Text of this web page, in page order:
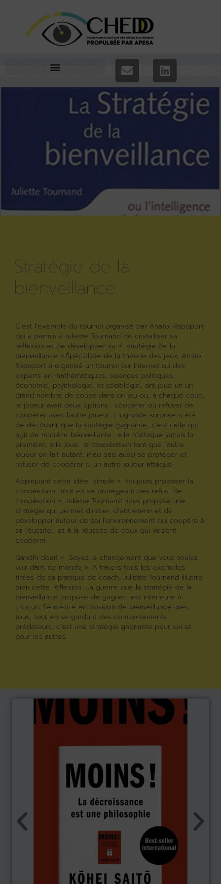
Stratégie de la
bienveillance
C’est l’exemple du tournoi organisé par Anatol Rapoport
qui a permis à Juliette Tournand de cristalliser sa
réflexion et de développer sa « stratégie de la
bienveillance ».Spécialiste de la théorie des jeux, Anatol
Rapoport a organisé un tournoi sur Internet ou des
experts en mathématiques, sciences politiques,
économie, psychologie, et sociologie, ont joué un un
grand nombre de coups dans un jeu ou, à chaque coup,
le joueur avait deux options : coopérer ou refuser de
coopérer avec l’autre joueur. La grande surprise a été
de découvrir que la stratégie gagnante, c’est celle qui
agit de manière bienveillante : elle n’attaque jamais la
première, elle joue la coopération tant que l’autre
joueur en fait autant, mais sais aussi se protéger et
refuser de coopérer si un autre joueur attaque
Appliquant cette idée simple « toujours proposer la
coopération tout en se protégeant des refus de
coopération », Juliette Tournand nous propose une
stratégie qui permet d’initier, d’entretenir et de
développer autour de soi l’environnement qui coopère à
sa réussite… et à la réussite de ceux qui veulent
coopérer.
Gandhi disait « Soyez le changement que vous voulez
voir dans ce monde ». A travers tous les exemples
tirées de sa pratique de coach, Juliette Tournand illustre
bien cette réflexion. La guerre que la stratégie de la
bienveillance propose de gagner est intérieure à
chacun. Se mettre en position de bienveillance avec
tous, tout en se gardant des comportements
prédateurs, c’est une stratégie gagnante pour soi et
pour les autres.